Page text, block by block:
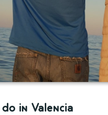
in Valencia